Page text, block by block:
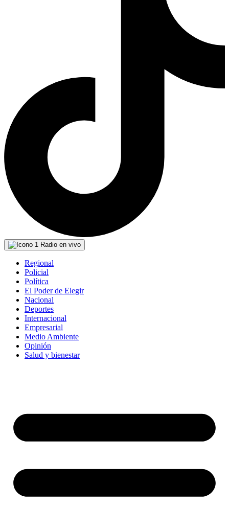
Radio en vivo
Regional
Policial
Política
El Poder de Elegir
Nacional
Deportes
Internacional
Empresarial
Medio Ambiente
Opinión
Salud y bienestar